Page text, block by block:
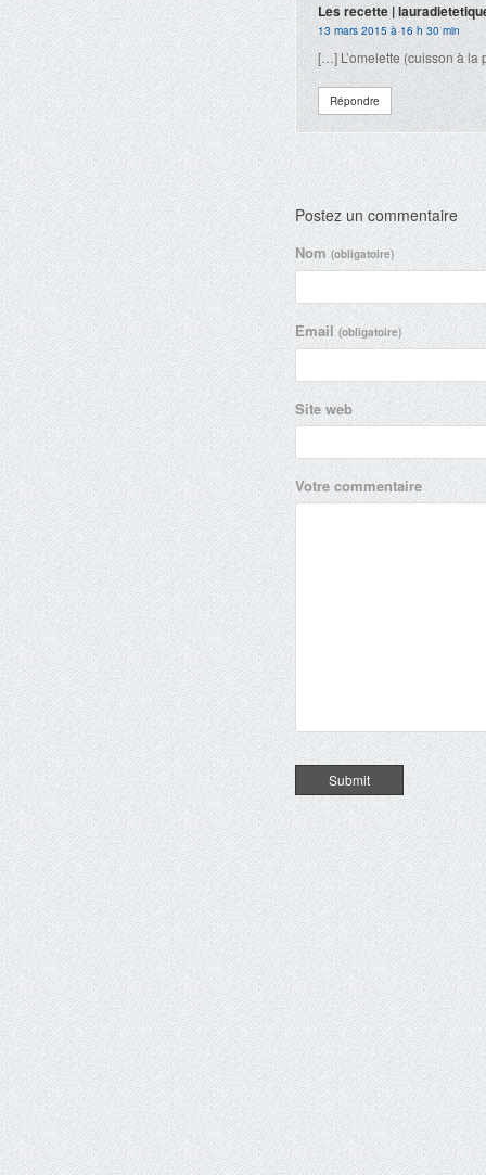
Les recette |
13 mars 2015 à 16 h 30 min
[…] L’omelette (cuisson à
Répondre
Postez un commentaire
Nom(obligatoire)
Email(obligatoire)
Site web
Votre commentaire